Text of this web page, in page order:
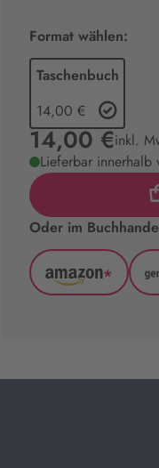
Format wählen:
Taschenbuch
14,00 €
14,00 €inkl.
Lieferbar innerhalb
Oder im
Amazon
geöffnet)
*